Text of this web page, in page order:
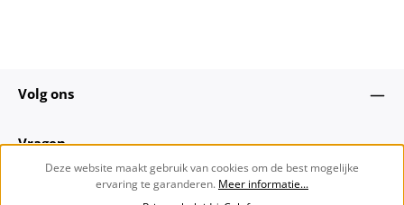
Volg ons
Vragen
Deze website maakt gebruik van cookies om de best mogelijke
ervaring te garanderen. Meer informatie...